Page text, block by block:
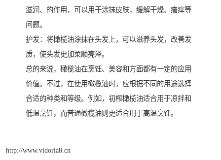
滋润、的作用，可以用于涂抹皮肤，缓解干燥、瘙痒等
问题。
护发：将橄榄油涂抹在头发上，可以滋养头发，改善发
质，使头发更加柔顺亮泽。
总的来说，橄榄油在烹饪、美容和方面都有一定的应用
价值。不过，在使用橄榄油时，应根据不同的用途选择
合适的种类和等级。例如，初榨橄榄油适合用于凉拌和
低温烹饪，而普通橄榄油则更适合用于高温烹饪。
http://www.vidoria8.cn